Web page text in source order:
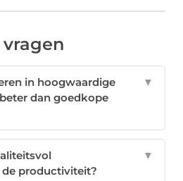
in hoogwaardige
dan goedkope
▼
productiviteit?
▼